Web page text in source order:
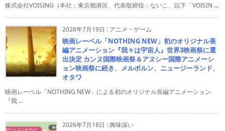
株式会社VOISING（本社：東京都港区、代表取締役：ないこ、以下「VOISIN ...
2026年7月19日 : アニメ・ゲーム
映画レーベル「NOTHING NEW」初のオリジナル長
編アニメーション『我々は宇宙人』世界3映画祭に選
出決定 カンヌ国際映画祭＆アヌシー国際アニメーシ
ョン映画祭に続き、メルボルン、ニュージーランド、
オタワ
映画レーベル「NOTHING NEW」による初のオリジナル長編アニメーション
『我 ...
2026年7月18日 :興味深い